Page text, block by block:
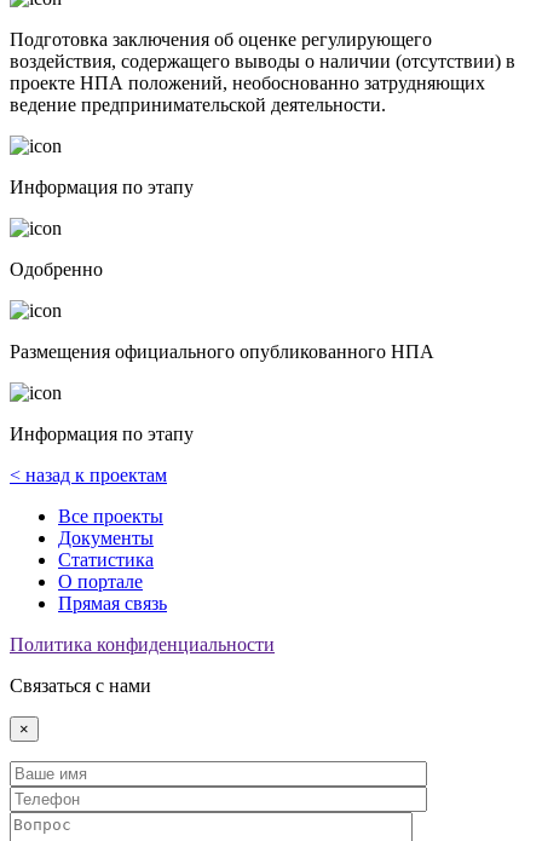
Подготовка заключения об оценке регулирующего
воздействия, содержащего выводы о наличии (отсутствии) в
проекте НПА положений, необоснованно затрудняющих
ведение предпринимательской деятельности.
Информация по этапу
Одобренно
Размещения официального опубликованного НПА
Информация по этапу
< назад к проектам
Все проекты
Документы
Статистика
О портале
Прямая связь
Политика конфиденциальности
Связаться с нами
×